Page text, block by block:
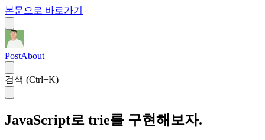
본문으로 바로가기
PostAbout
검색 (Ctrl+K)
JavaScript로 trie를 구현해보자.